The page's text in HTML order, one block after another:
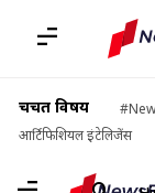
चर्चित विषय
आर्टिफिशियल इंटेलिजेंस